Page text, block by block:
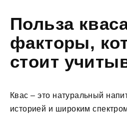
Польза
факторы,
стоит
Квас – это натуральный
историей и широким